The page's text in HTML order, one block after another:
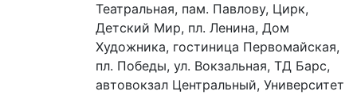
Театральная, пам. Павлову, Цирк,
Детский Мир, пл. Ленина, Дом
Художника, гостиница Первомайская,
пл. Победы, ул. Вокзальная, ТД Барс,
автовокзал Центральный, Университет